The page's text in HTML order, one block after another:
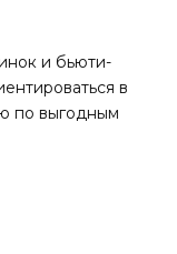
и бьюти-
в
по выгодным